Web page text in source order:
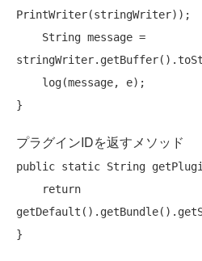
PrintWriter(stringWriter));
プラグインIDを返すメソッド
public static String
return